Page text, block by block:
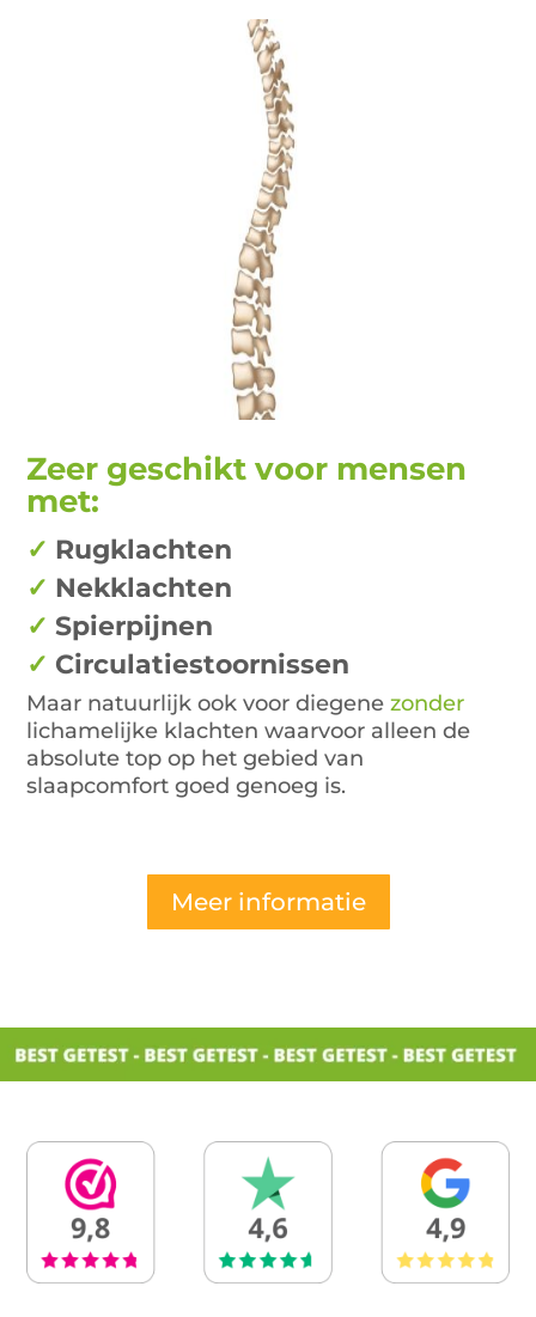
Zeer geschikt voor mensen
met:
✓ Rugklachten
✓ Nekklachten
✓Spierpijnen
✓ Circulatiestoornissen
Maar natuurlijk ook voor diegenezonder
lichamelijke klachten waarvoor alleen de
absolute top op het gebied van
slaapcomfort goed genoeg is.
Meer informatie